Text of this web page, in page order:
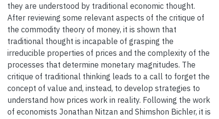
they are understood by traditional economic thought.
After reviewing some relevant aspects of the critique of
the commodity theory of money, it is shown that
traditional thought is incapable of grasping the
irreducible properties of prices and the complexity of the
processes that determine monetary magnitudes. The
critique of traditional thinking leads to a call to forget the
concept of value and, instead, to develop strategies to
understand how prices work in reality. Following the work
of economists Jonathan Nitzan and Shimshon Bichler, it is